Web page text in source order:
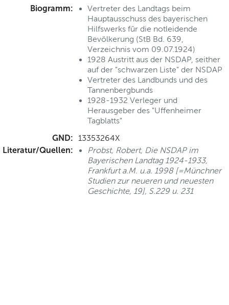
Biogramm:
Vertreter des Landtags beim
Hauptausschuss des bayerischen
Hilfswerks für die notleidende
Bevölkerung (StB Bd. 639,
Verzeichnis vom 09.07.1924)
1928 Austritt aus der NSDAP, seither
auf der "schwarzen Liste" der NSDAP
Vertreter des Landbunds und des
Tannenbergbunds
1928-1932 Verleger und
Herausgeber des "Uffenheimer
Tagblatts"
GND: 13353264X
Literatur/Quellen:
Probst, Robert, Die NSDAP im
Bayerischen Landtag 1924-1933,
Frankfurt a.M. u.a. 1998 [=Münchner
Studien zur neueren und neuesten
Geschichte, 19], S.229 u. 231